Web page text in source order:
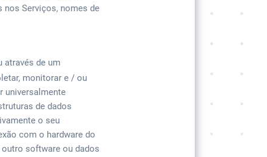
nos Serviços, nomes de
através de um
monitorar e / ou
universalmente
de dados
o seu
com o hardware do
software ou dados